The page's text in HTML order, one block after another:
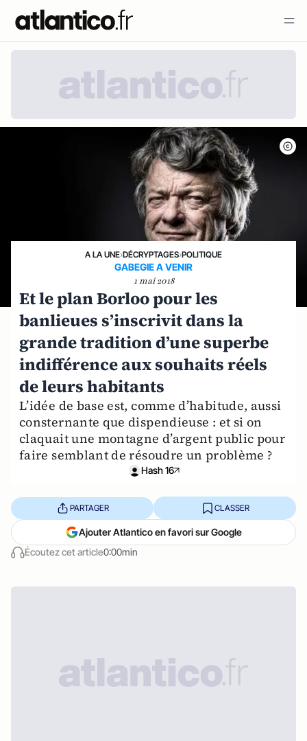
A LA UNE›DÉCRYPTAGES›POLITIQUE
GABEGIE A VENIR
1 mai 2018
Et le plan Borloo pour les
banlieues s’inscrivit dans la
grande tradition d’une superbe
indifférence aux souhaits réels
de leurs habitants
L’idée de base est, comme d’habitude, aussi
consternante que dispendieuse : et si on
claquait une montagne d’argent public pour
faire semblant de résoudre un problème ?
Hash 16
Écoutez cet article0:00min
PARTAGER CLASSER
Ajouter Atlantico en favori sur Google